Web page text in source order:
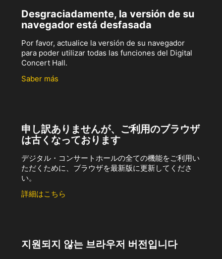
Desgraciadamente, la versión de su
navegador está desfasada
Por favor, actualice la versión de su navegador
para poder utilizar todas las funciones del Digital
Concert Hall.
Saber más
申し訳ありませんが、ご利用のブラウザ
は古くなっております
デジタル・コンサートホールの全ての機能をご利用い
ただくために、ブラウザを最新版に更新してくださ
い。
詳細はこちら
지원되지 않는 브라우저 버전입니다